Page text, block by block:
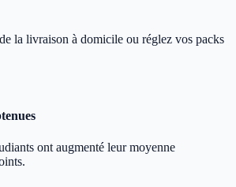
la livraison à domicile ou réglez vos packs
ont augmenté leur moyenne